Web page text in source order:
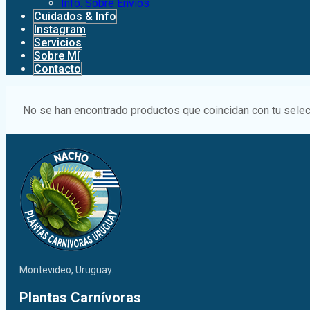
Info. Sobre Envíos
Cuidados & Info
Instagram
Servicios
Sobre Mí
Contacto
No se han encontrado productos que coincidan con tu
Montevideo, Uruguay.
Plantas Carnívoras